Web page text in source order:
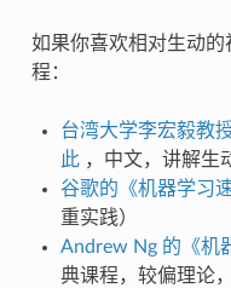
如果你喜欢相对生动
程：
台湾大学李宏毅教
此，中文，讲解生
谷歌的《机器学习
重实践）
Andrew Ng 的《机
典课程，较偏理论